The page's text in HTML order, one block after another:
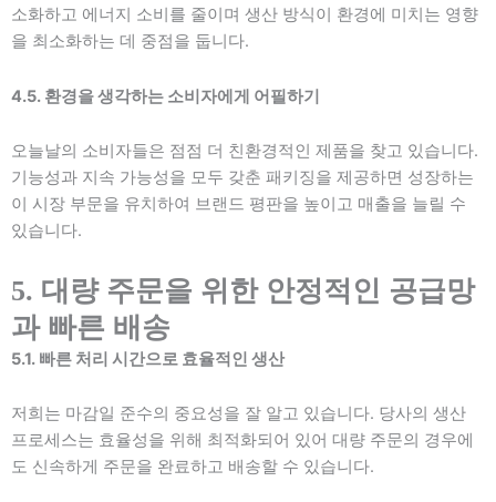
소화하고 에너지 소비를 줄이며 생산 방식이 환경에 미치는 영향
을 최소화하는 데 중점을 둡니다.
4.5. 환경을 생각하는 소비자에게 어필하기
오늘날의 소비자들은 점점 더 친환경적인 제품을 찾고 있습니다.
기능성과 지속 가능성을 모두 갖춘 패키징을 제공하면 성장하는
이 시장 부문을 유치하여 브랜드 평판을 높이고 매출을 늘릴 수
있습니다.
5. 대량 주문을 위한 안정적인 공급망
과 빠른 배송
5.1. 빠른 처리 시간으로 효율적인 생산
저희는 마감일 준수의 중요성을 잘 알고 있습니다. 당사의 생산
프로세스는 효율성을 위해 최적화되어 있어 대량 주문의 경우에
도 신속하게 주문을 완료하고 배송할 수 있습니다.